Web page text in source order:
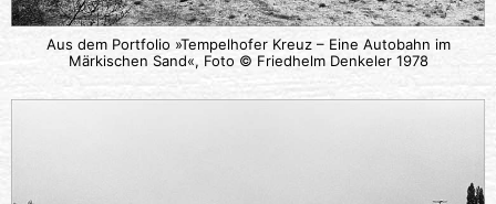
Aus dem Portfolio »Tempelhofer Kreuz – Eine Autobahn im
Märkischen Sand«, Foto © Friedhelm Denkeler 1978